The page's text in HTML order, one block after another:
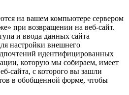
на вашем компьютере сервером
при возвращении на веб-сайт.
и ввода данных сайта
настройки внешнего
идентифицированных
которую мы собираем, имеет
сайта, с которого вы зашли
в обобщенной форме, чтобы